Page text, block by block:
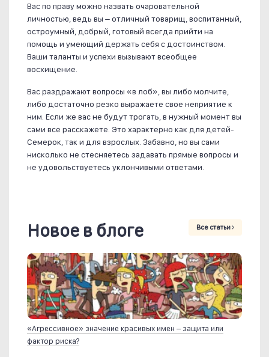
Вас по праву можно назвать очаровательной
личностью, ведь вы – отличный товарищ, воспитанный,
остроумный, добрый, готовый всегда прийти на
помощь и умеющий держать себя с достоинством.
Ваши таланты и успехи вызывают всеобщее
восхищение.
Вас раздражают вопросы «в лоб», вы либо молчите,
либо достаточно резко выражаете свое неприятие к
ним. Если же вас не будут трогать, в нужный момент вы
сами все расскажете. Это характерно как для детей-
Семерок, так и для взрослых. Забавно, но вы сами
нисколько не стесняетесь задавать прямые вопросы и
не удовольствуетесь уклончивыми ответами.
Новое в блоге Все статьи
«Агрессивное» значение красивых имен – защита или
фактор риска?